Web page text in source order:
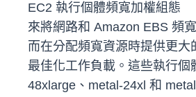
EC2 執行個體頻寬加權組態
來將網路和 Amazon EBS 頻
而在分配頻寬資源時提供更大
最佳化工作負載。這些執行個
48xlarge、metal-24xl 和